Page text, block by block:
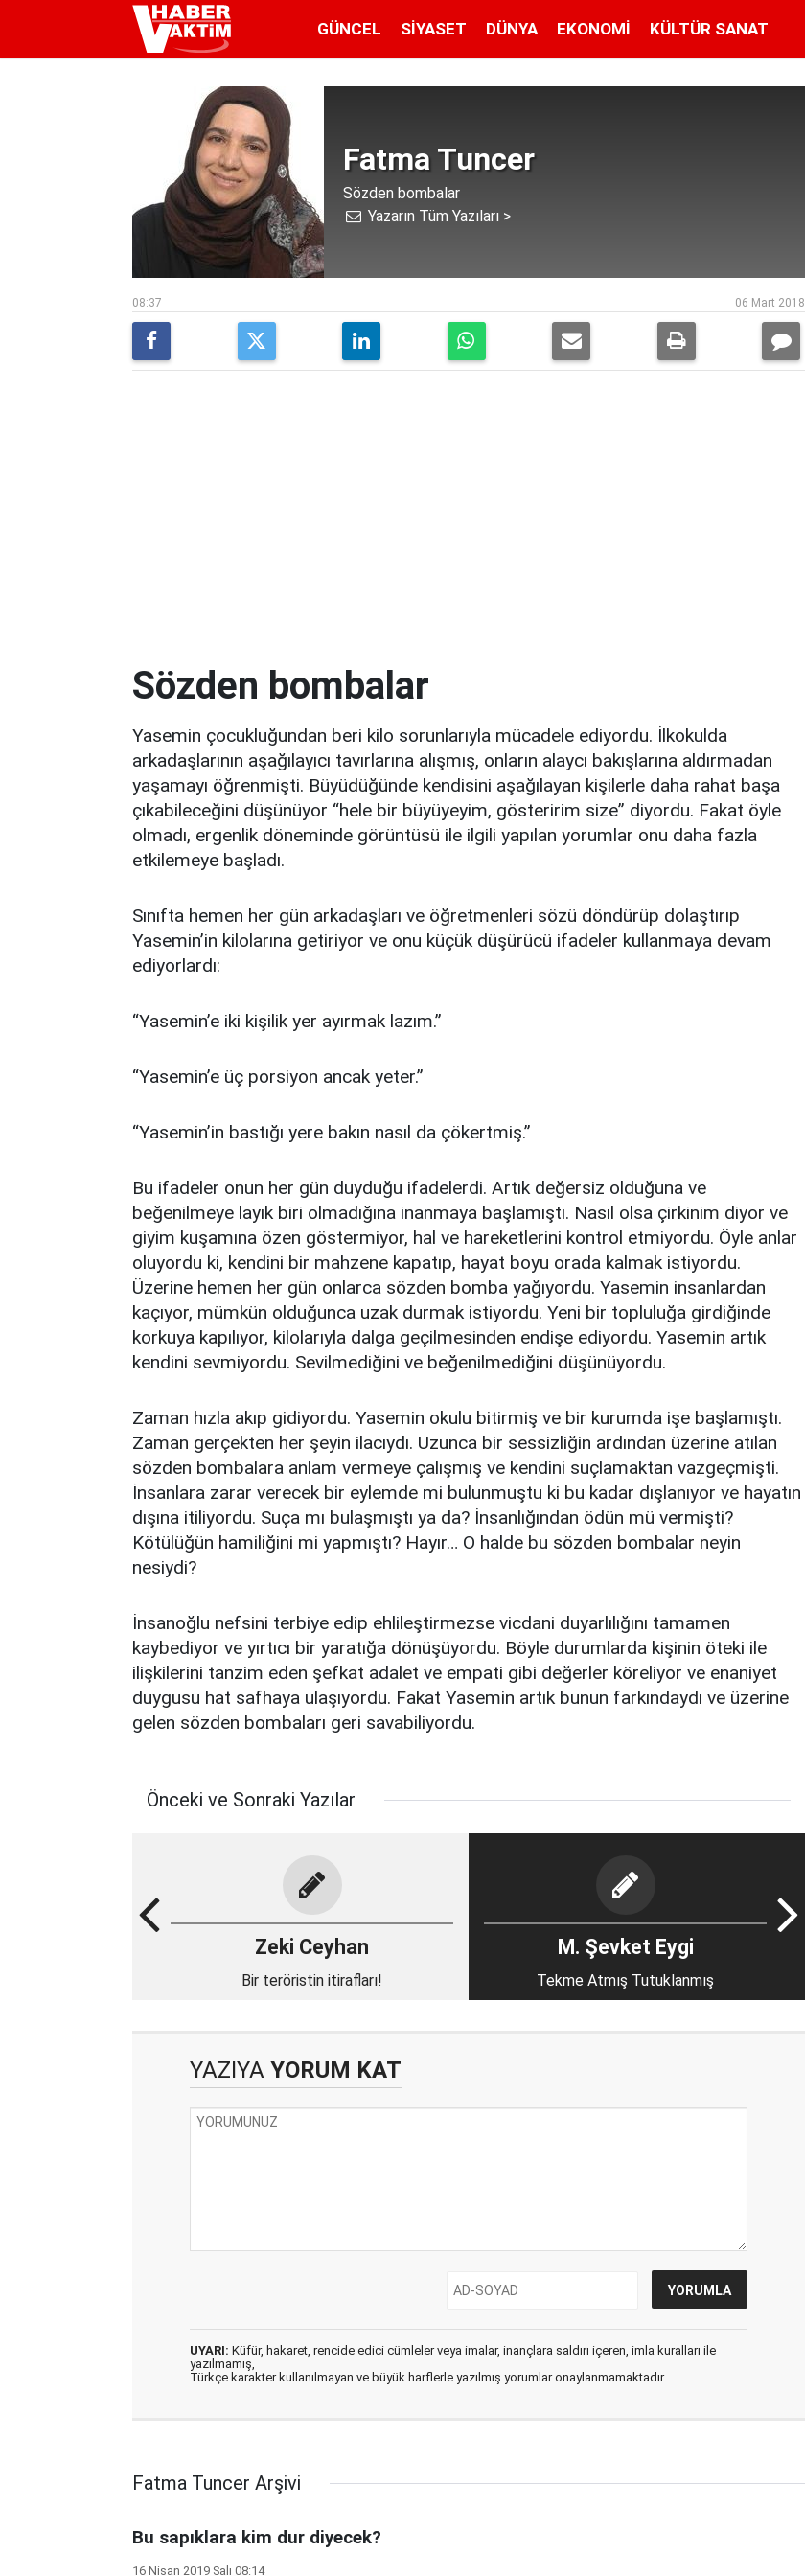
GÜNCEL SIYASET DÜNYA EKONOMI KÜLTÜR SANAT
Fatma Tuncer
Sözden bombalar
Yazarın Tüm Yazıları >
08:37 06 Mart 2018
Sözden bombalar
Yasemin çocukluğundan beri kilo sorunlarıyla mücadele ediyordu. İlkokulda
arkadaşlarının aşağılayıcı tavırlarına alışmış, onların alaycı bakışlarına aldırmadan
yaşamayı öğrenmişti. Büyüdüğünde kendisini aşağılayan kişilerle daha rahat başa
çıkabileceğini düşünüyor “hele bir büyüyeyim, gösteririm size” diyordu. Fakat öyle
olmadı, ergenlik döneminde görüntüsü ile ilgili yapılan yorumlar onu daha fazla
etkilemeye başladı.
Sınıfta hemen her gün arkadaşları ve öğretmenleri sözü döndürüp dolaştırıp
Yasemin’in kilolarına getiriyor ve onu küçük düşürücü ifadeler kullanmaya devam
ediyorlardı:
“Yasemin’e iki kişilik yer ayırmak lazım.”
“Yasemin’e üç porsiyon ancak yeter.”
“Yasemin’in bastığı yere bakın nasıl da çökertmiş.”
Bu ifadeler onun her gün duyduğu ifadelerdi. Artık değersiz olduğuna ve
beğenilmeye layık biri olmadığına inanmaya başlamıştı. Nasıl olsa çirkinim diyor ve
giyim kuşamına özen göstermiyor, hal ve hareketlerini kontrol etmiyordu. Öyle anlar
oluyordu ki, kendini bir mahzene kapatıp, hayat boyu orada kalmak istiyordu.
Üzerine hemen her gün onlarca sözden bomba yağıyordu. Yasemin insanlardan
kaçıyor, mümkün olduğunca uzak durmak istiyordu. Yeni bir topluluğa girdiğinde
korkuya kapılıyor, kilolarıyla dalga geçilmesinden endişe ediyordu. Yasemin artık
kendini sevmiyordu. Sevilmediğini ve beğenilmediğini düşünüyordu.
Zaman hızla akıp gidiyordu. Yasemin okulu bitirmiş ve bir kurumda işe başlamıştı.
Zaman gerçekten her şeyin ilacıydı. Uzunca bir sessizliğin ardından üzerine atılan
sözden bombalara anlam vermeye çalışmış ve kendini suçlamaktan vazgeçmişti.
İnsanlara zarar verecek bir eylemde mi bulunmuştu ki bu kadar dışlanıyor ve hayatın
dışına itiliyordu. Suça mı bulaşmıştı ya da? İnsanlığından ödün mü vermişti?
Kötülüğün hamiliğini mi yapmıştı? Hayır… O halde bu sözden bombalar neyin
nesiydi?
İnsanoğlu nefsini terbiye edip ehlileştirmezse vicdani duyarlılığını tamamen
kaybediyor ve yırtıcı bir yaratığa dönüşüyordu. Böyle durumlarda kişinin öteki ile
ilişkilerini tanzim eden şefkat adalet ve empati gibi değerler köreliyor ve enaniyet
duygusu hat safhaya ulaşıyordu. Fakat Yasemin artık bunun farkındaydı ve üzerine
gelen sözden bombaları geri savabiliyordu.
Önceki ve Sonraki Yazılar
Zeki Ceyhan
Bir teröristin itirafları!
M. Şevket Eygi
Tekme Atmış Tutuklanmış
YAZIYA YORUM KAT
UYARI: Küfür, hakaret, rencide edici cümleler veya imalar, inançlara saldırı içeren, imla kuralları ile
yazılmamış,
Türkçe karakter kullanılmayan ve büyük harflerle yazılmış yorumlar onaylanmamaktadır.
Fatma Tuncer Arşivi
Bu sapıklara kim dur diyecek?
16 Nisan 2019 Salı 08:14